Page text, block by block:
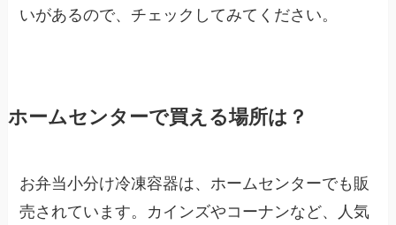
いがあるので、チェックしてみてください。
ホームセンターで買える場所は？
お弁当小分け冷凍容器は、ホームセンターでも販
売されています。カインズやコーナンなど、人気